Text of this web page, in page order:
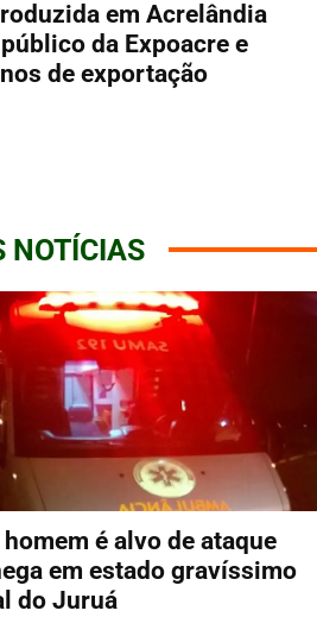
em Acrelândia
da Expoacre e
de exportação
NOTÍCIAS
é alvo de ataque
em estado gravíssimo
do Juruá